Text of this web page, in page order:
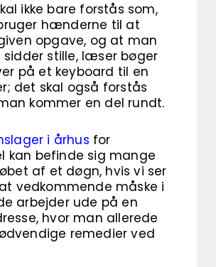
ikke bare forstås som,
hænderne til at
opgave, og at man
sidder stille, læser bøger
på et keyboard til en
det skal også forstås
kommer en del rundt.
i århus for
kan befinde sig mange
af et døgn, hvis vi ser
vedkommende måske i
arbejder ude på en
hvor man allerede
remedier ved